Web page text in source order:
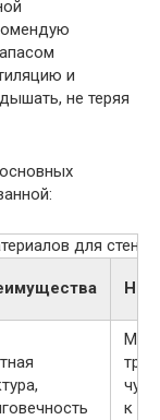
и
не теряя
для стен и
к